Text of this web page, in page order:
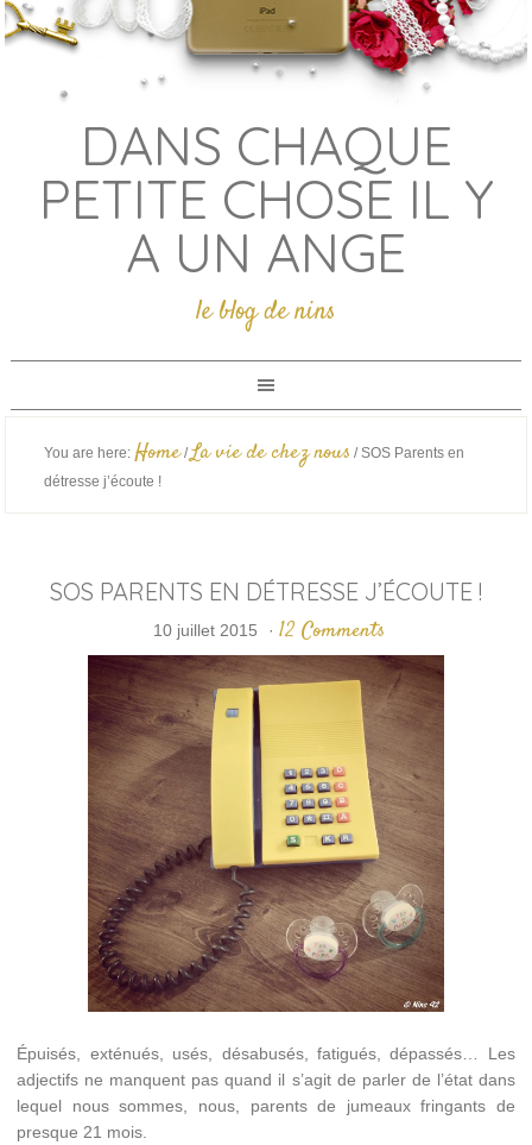
DANS CHAQUE
PETITE CHOSE IL Y
A UN ANGE
le blog de nins
You are here: Home / La vie de chez nous /SOS Parents en
détresse j’écoute !
SOS PARENTS EN DÉTRESSE J’ÉCOUTE !
10 juillet 2015 · 12 Comments
Épuisés, exténués, usés, désabusés, fatigués, dépassés… Les
adjectifs ne manquent pas quand il s’agit de parler de l’état dans
lequel nous sommes, nous, parents de jumeaux fringants de
presque 21 mois.